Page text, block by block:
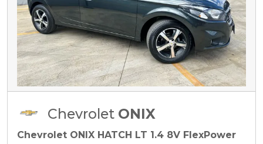
Chevrolet ONIX
Chevrolet ONIX HATCH LT 1.4 8V FlexPower